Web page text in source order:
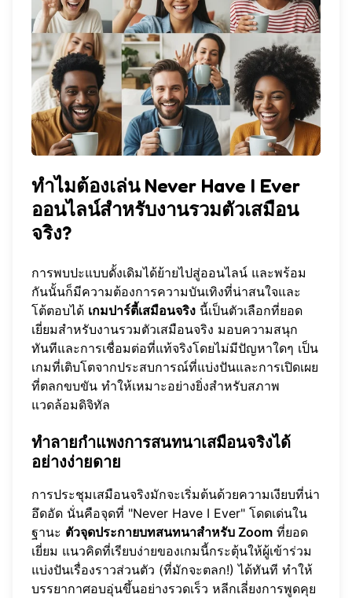
ทำไมต้องเล่น Never Have I Ever
ออนไลน์สำหรับงานรวมตัวเสมือน
จริง?
การพบปะแบบดั้งเดิมได้ย้ายไปสู่ออนไลน์ และพร้อม
กันนั้นก็มีความต้องการความบันเทิงที่น่าสนใจและ
โต้ตอบได้ เกมปาร์ตี้เสมือนจริง นี้เป็นตัวเลือกที่ยอด
เยี่ยมสำหรับงานรวมตัวเสมือนจริง มอบความสนุก
ทันทีและการเชื่อมต่อที่แท้จริงโดยไม่มีปัญหาใดๆ เป็น
เกมที่เติบโตจากประสบการณ์ที่แบ่งปันและการเปิดเผย
ที่ตลกขบขัน ทำให้เหมาะอย่างยิ่งสำหรับสภาพ
แวดล้อมดิจิทัล
ทำลายกำแพงการสนทนาเสมือนจริงได้
อย่างง่ายดาย
การประชุมเสมือนจริงมักจะเริ่มต้นด้วยความเงียบที่น่า
อึดอัด นั่นคือจุดที่ "Never Have I Ever" โดดเด่นใน
ฐานะ ตัวจุดประกายบทสนทนาสำหรับ Zoom ที่ยอด
เยี่ยม แนวคิดที่เรียบง่ายของเกมนี้กระตุ้นให้ผู้เข้าร่วม
แบ่งปันเรื่องราวส่วนตัว (ที่มักจะตลก!) ได้ทันที ทำให้
บรรยากาศอบอุ่นขึ้นอย่างรวดเร็ว หลีกเลี่ยงการพูดคุย